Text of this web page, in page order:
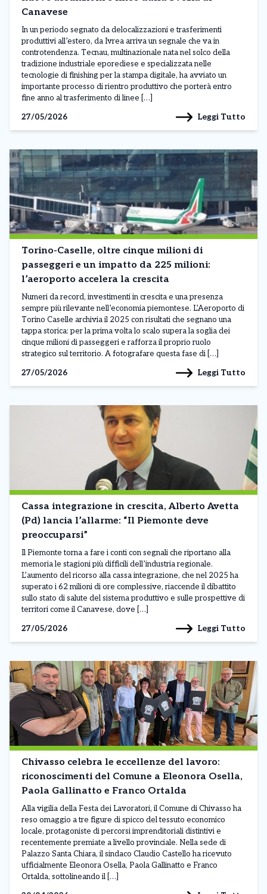
Canavese
In un periodo segnato da delocalizzazioni e trasferimenti
produttivi all’estero, da Ivrea arriva un segnale che va in
controtendenza. Tecnau, multinazionale nata nel solco della
tradizione industriale eporediese e specializzata nelle
tecnologie di finishing per la stampa digitale, ha avviato un
importante processo di rientro produttivo che porterà entro
fine anno al trasferimento di linee […]
27/05/2026
Leggi Tutto
Torino-Caselle, oltre cinque milioni di
passeggeri e un impatto da 225 milioni:
l’aeroporto accelera la crescita
Numeri da record, investimenti in crescita e una presenza
sempre più rilevante nell’economia piemontese. L’Aeroporto di
Torino Caselle archivia il 2025 con risultati che segnano una
tappa storica: per la prima volta lo scalo supera la soglia dei
cinque milioni di passeggeri e rafforza il proprio ruolo
strategico sul territorio. A fotografare questa fase di […]
27/05/2026
Leggi Tutto
Cassa integrazione in crescita, Alberto Avetta
(Pd) lancia l’allarme: “Il Piemonte deve
preoccuparsi”
Il Piemonte torna a fare i conti con segnali che riportano alla
memoria le stagioni più difficili dell’industria regionale.
L’aumento del ricorso alla cassa integrazione, che nel 2025 ha
superato i 62 milioni di ore complessive, riaccende il dibattito
sullo stato di salute del sistema produttivo e sulle prospettive di
territori come il Canavese, dove […]
27/05/2026
Leggi Tutto
Chivasso celebra le eccellenze del lavoro:
riconoscimenti del Comune a Eleonora Osella,
Paola Gallinatto e Franco Ortalda
Alla vigilia della Festa dei Lavoratori, il Comune di Chivasso ha
reso omaggio a tre figure di spicco del tessuto economico
locale, protagoniste di percorsi imprenditoriali distintivi e
recentemente premiate a livello provinciale. Nella sede di
Palazzo Santa Chiara, il sindaco Claudio Castello ha ricevuto
ufficialmente Eleonora Osella, Paola Gallinatto e Franco
Ortalda, sottolineando il […]